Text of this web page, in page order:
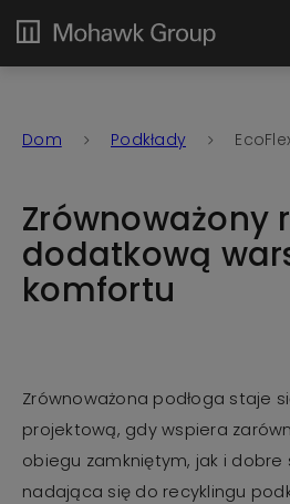
Dom Podkłady
Zrównoważony
dodatkową
komfortu
Zrównoważona podłoga staje
projektową, gdy wspiera
obiegu zamkniętym, jak i dobre
nadająca się do recyklingu